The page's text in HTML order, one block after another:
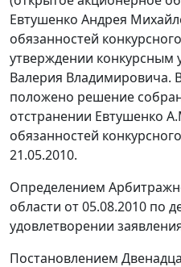
Евтушенко Андрея
обязанностей
утверждении
Валерия Владимировича.
положено решение
отстранении Евтушенко
обязанностей
21.05.2010.
Определением
области от 05.08.2010 по
удовлетворении
Постановлением